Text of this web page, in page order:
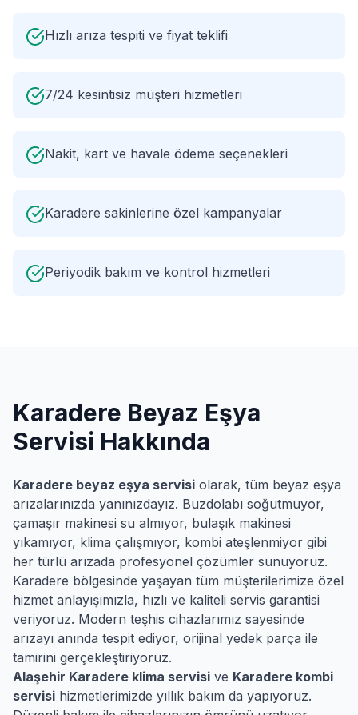
Hızlı arıza tespiti ve fiyat teklifi
7/24 kesintisiz müşteri hizmetleri
Nakit, kart ve havale ödeme seçenekleri
Karadere sakinlerine özel kampanyalar
Periyodik bakım ve kontrol hizmetleri
Karadere Beyaz Eşya
Servisi Hakkında
Karadere beyaz eşya servisi olarak, tüm beyaz eşya
arızalarınızda yanınızdayız. Buzdolabı soğutmuyor,
çamaşır makinesi su almıyor, bulaşık makinesi
yıkamıyor, klima çalışmıyor, kombi ateşlenmiyor gibi
her türlü arızada profesyonel çözümler sunuyoruz.
Karadere bölgesinde yaşayan tüm müşterilerimize özel
hizmet anlayışımızla, hızlı ve kaliteli servis garantisi
veriyoruz. Modern teşhis cihazlarımız sayesinde
arızayı anında tespit ediyor, orijinal yedek parça ile
tamirini gerçekleştiriyoruz.
Alaşehir Karadere klima servisi ve Karadere kombi
servisi hizmetlerimizde yıllık bakım da yapıyoruz.